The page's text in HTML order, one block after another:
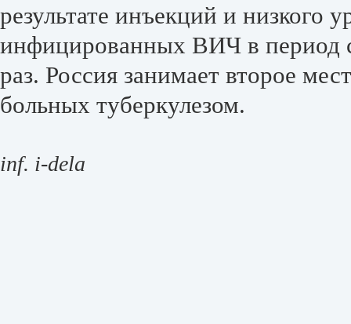
результате инъекций и низкого
инфицированных ВИЧ в период
раз. Россия занимает второе
больных туберкулезом.
inf. i-dela